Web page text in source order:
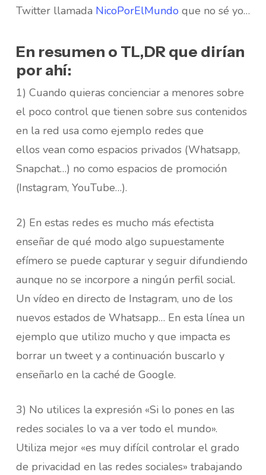
Twitter llamada NicoPorElMundoque no sé yo…
En resumen o TL,DR que dirían
por ahí:
1) Cuando quieras concienciar a menores sobre
el poco control que tienen sobre sus contenidos
en la red usa como ejemplo redes que
ellos vean como espacios privados (Whatsapp,
Snapchat…) no como espacios de promoción
(Instagram, YouTube…).
2) En estas redes es mucho más efectista
enseñar de qué modo algo supuestamente
efímero se puede capturar y seguir difundiendo
aunque no se incorpore a ningún perfil social.
Un vídeo en directo de Instagram, uno de los
nuevos estados de Whatsapp… En esta línea un
ejemplo que utilizo mucho y que impacta es
borrar un tweet y a continuación buscarlo y
enseñarlo en la caché de Google.
3) No utilices la expresión «Si lo pones en las
redes sociales lo va a ver todo el mundo».
Utiliza mejor «es muy difícil controlar el grado
de privacidad en las redes sociales» trabajando